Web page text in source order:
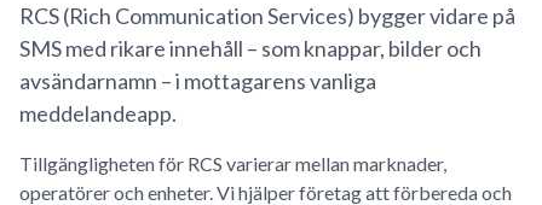
RCS (Rich Communication Services) bygger vidare på
SMS med rikare innehåll – som knappar, bilder och
avsändarnamn – i mottagarens vanliga
meddelandeapp.
Tillgängligheten för RCS varierar mellan marknader,
operatörer och enheter. Vi hjälper företag att förbereda och